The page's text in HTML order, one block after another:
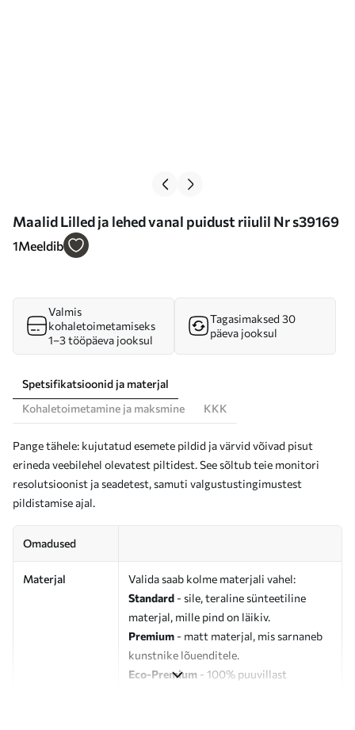
Maalid Lilled ja lehed vanal puidust riiulil Nr s39169
1Meeldib
Valmis
kohaletoimetamiseks
1–3 tööpäeva jooksul
Tagasimaksed 30
päeva jooksul
Spetsifikatsioonid ja materjal
Kohaletoimetamine ja maksmine
KKK
Pange tähele: kujutatud esemete pildid ja värvid võivad pisut
erineda veebilehel olevatest piltidest. See sõltub teie monitori
resolutsioonist ja seadetest, samuti valgustustingimustest
pildistamise ajal.
Omadused
Materjal
Valida saab kolme materjali vahel:
Standard - sile, teraline sünteetiline
materjal, mille pind on läikiv.
Premium - matt materjal, mis sarnaneb
kunstnike lõuenditele.
Eco-Premium - 100% puuvillast